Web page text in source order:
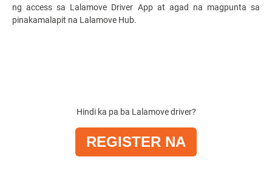
ng access sa Lalamove Driver App at agad na magpunta sa
pinakamalapit na Lalamove Hub.
Hindi ka pa ba Lalamove driver?
REGISTER NA